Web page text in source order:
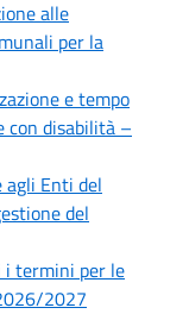
alle
per la
e tempo
con disabilità –
agli Enti del
del
i termini per le
2027